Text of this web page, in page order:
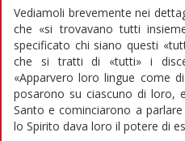
Vediamoli brevemente nei
che «si trovavano tutti
specificato chi siano questi
che si tratti di «tutti» i
«Apparvero loro lingue come
posarono su ciascuno di loro,
Santo e cominciarono a
lo Spirito dava loro il potere di